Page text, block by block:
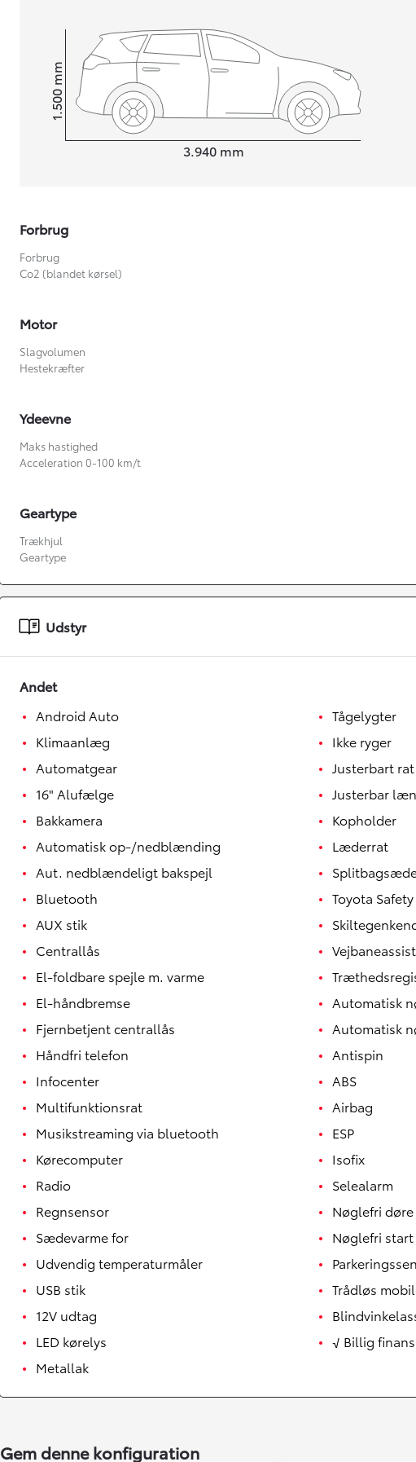
Fra kr. 349.990
Yaris
HYBRID
3.940 mm
Højt1.500
mm
Forbrug
Forbrug
Co2 (blandet kørsel)
Motor
Slagvolumen
Hestekræfter
Ydeevne
Maks hastighed
Acceleration 0-100 km/t
Geartype
Trækhjul
Geartype
Udstyr
Andet
Android Auto
Klimaanlæg
Automatgear
16" Alufælge
Bakkamera
Automatisk op-/nedblænding
Aut. nedblændeligt bakspejl
Bluetooth
AUX stik
Centrallås
El-foldbare spejle m. varme
El-håndbremse
Fjernbetjent centrallås
Håndfri telefon
Infocenter
Multifunktionsrat
Musikstreaming via bluetooth
Kørecomputer
Radio
Regnsensor
Sædevarme for
Udvendig temperaturmåler
USB stik
12V udtag
LED kørelys
Metallak
Tågelygter
Ikke ryger
Justerbart rat
Justerbar
Kopholder
Læderrat
Toyota
Automatisk
Automatisk
Antispin
ABS
Airbag
ESP
Isofix
Selealarm
Nøglefri døre
Nøglefri start
Trådløs
√ Billig
Gem denne konfiguration